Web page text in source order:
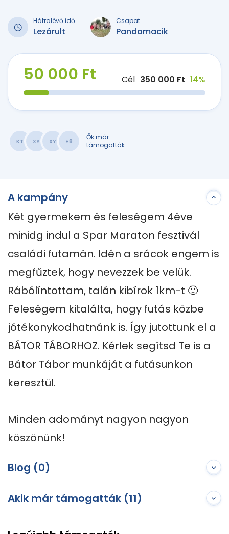
Hátralévő idő
Lezárult
Csapat
Pandamacik
50 000 Ft Cél 350 000 Ft 14%
KT XY XY +8
Ők már
támogatták
A kampány
Két gyermekem és feleségem 4éve
minidg indul a Spar Maraton fesztivál
családi futamán. Idén a srácok engem is
megfűztek, hogy nevezzek be velük.
Rábólíntottam, talán kibírok 1km-t 🙂
Feleségem kitalálta, hogy futás közbe
jótékonykodhatnánk is. Így jutottunk el a
BÁTOR TÁBORHOZ. Kérlek segítsd Te is a
Bátor Tábor munkáját a futásunkon
keresztül.
Minden adományt nagyon nagyon
köszönünk!
Blog (0)
Akik már támogatták (11)